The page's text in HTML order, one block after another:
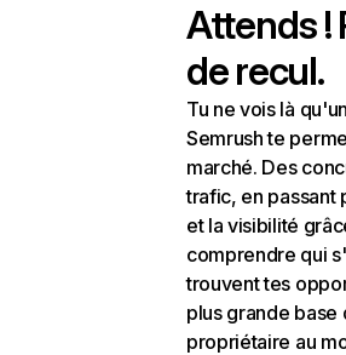
Attends !
de recul.
Tu ne vois là
Semrush te
marché. Des
trafic, en passant
et la visibilité
comprendre qui
trouvent tes
plus grande
propriétaire au